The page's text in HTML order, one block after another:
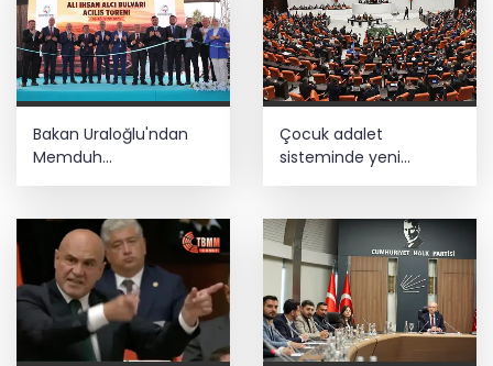
Bakan Uraloğlu'ndan
Memduh
Çolakbayrakdar'a övgü
Çocuk adalet
sisteminde yeni
dönem